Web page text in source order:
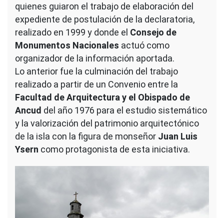
quienes guiaron el trabajo de elaboración del
expediente de postulación de la declaratoria,
realizado en 1999 y donde el Consejo de
Monumentos Nacionales actuó como
organizador de la información aportada.
Lo anterior fue la culminación del trabajo
realizado a partir de un Convenio entre la
Facultad de Arquitectura y el Obispado de
Ancud del año 1976 para el estudio sistemático
y la valorización del patrimonio arquitectónico
de la isla con la figura de monseñor Juan Luis
Ysern como protagonista de esta iniciativa.